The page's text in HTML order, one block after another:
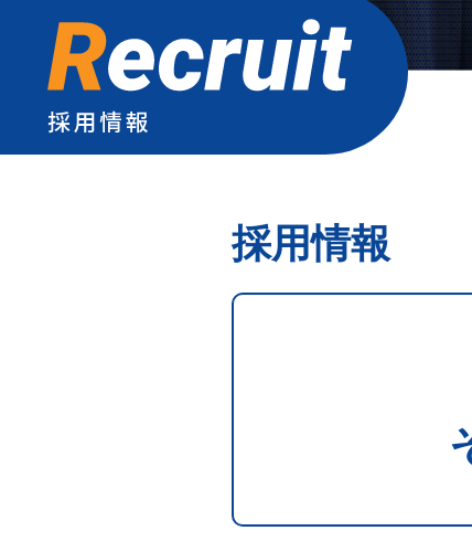
採用情報